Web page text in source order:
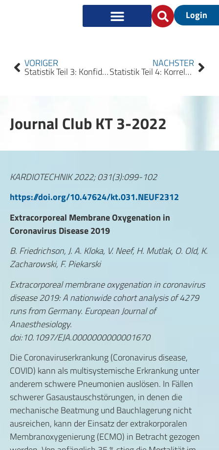
Login
VORIGER
Statistik Teil 3: Konfidenzintervalle
NÄCHSTER
Statistik Teil 4: Korrelationen
Journal Club KT 3-2022
KARDIOTECHNIK 2022; 031(3):099-102
https://doi.org/10.47624/kt.031.NEUF2312
Extracorporeal Membrane Oxygenation in
Coronavirus Disease 2019
B. Friedrichson, J. A. Kloka, V. Neef, H. Mutlak, O. Old, K.
Zacharowski, F. Piekarski
Extracorporeal membrane oxygenation in coronavirus
disease 2019: A nationwide cohort analysis of 4279
runs from Germany. European Journal of
Anaesthesiology.
doi:10.1097/EJA.0000000000001670
Die Coronaviruserkrankung (Coronavirus disease,
COVID) kann als multisystemische Erkrankung unter
anderem schwere Pneumonien auslösen. In Fällen
schwerer Gasaustauschstörungen, in denen die
mechanische Beatmung und Bauchlagerung nicht
ausreichen, kann der Einsatz der extrakorporalen
Membranoxygenierung (ECMO) in Betracht gezogen